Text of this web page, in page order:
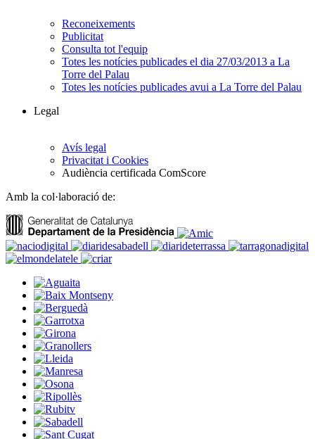
Reconeixements
Publicitat
Consulta tot l'equip
Totes les notícies publicades el dia 27/03/2013 a La
Torre del Palau
Totes les notícies publicades avui a La Torre del Palau
Legal
Avís legal
Privacitat i Cookies
Audiència certificada ComScore
Amb la col·laboració de: